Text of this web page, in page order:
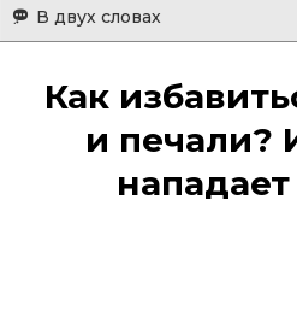
В двух словах
Как
и печали?
нападает